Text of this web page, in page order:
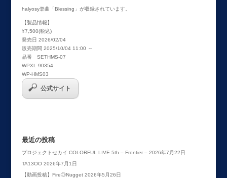
halyosy楽曲「Blessing」が収録されています。
【製品情報】
¥7,500(税込)
発売日 2026/02/04
販売期間 2025/10/04 11:00 ～
品番 SETHMS-07
WPXL-90354
WP-HMS03
公式サイト
最近の投稿
プロジェクトセカイ COLORFUL LIVE 5th – Frontier – 2026年7月22日
TA13OO 2026年7月1日
【動画投稿】Fire◎Nugget 2026年5月26日